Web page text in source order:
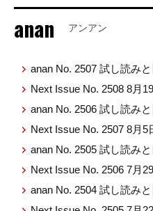
anan アンアン
anan No. 2507 試し読み
Next Issue No. 2508 8月
anan No. 2506 試し読み
Next Issue No. 2507 8月5
anan No. 2505 試し読み
Next Issue No. 2506 7月
anan No. 2504 試し読み